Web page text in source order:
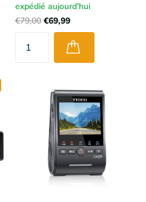
expédié aujourd'hui
€79,00 €69,99